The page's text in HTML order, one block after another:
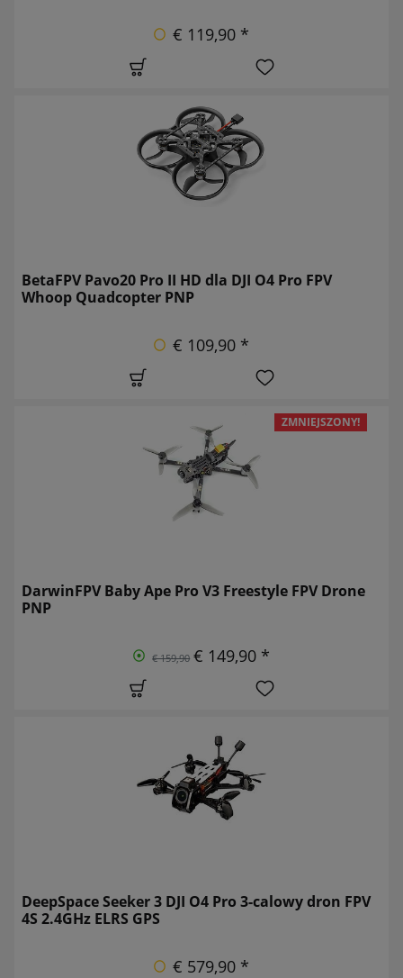
€ 119,90 *
BetaFPV Pavo20 Pro II HD dla DJI O4 Pro FPV
Whoop Quadcopter PNP
€ 109,90 *
ZMNIEJSZONY!
DarwinFPV Baby Ape Pro V3 Freestyle FPV Drone
PNP
€ 159,90 € 149,90 *
DeepSpace Seeker 3 DJI O4 Pro 3-calowy dron FPV
4S 2.4GHz ELRS GPS
€ 579,90 *